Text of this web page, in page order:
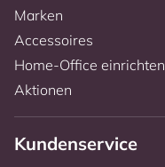
Marken
Accessoires
Home-Office einrichten
Aktionen
Kundenservice